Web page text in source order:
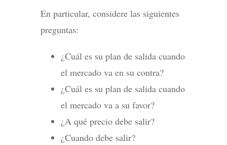
En particular, considere las siguientes
preguntas:
¿Cuál es su plan de salida cuando
el mercado va en su contra?
¿Cuál es su plan de salida cuando
el mercado va a su favor?
¿A qué precio debe salir?
¿Cuando debe salir?